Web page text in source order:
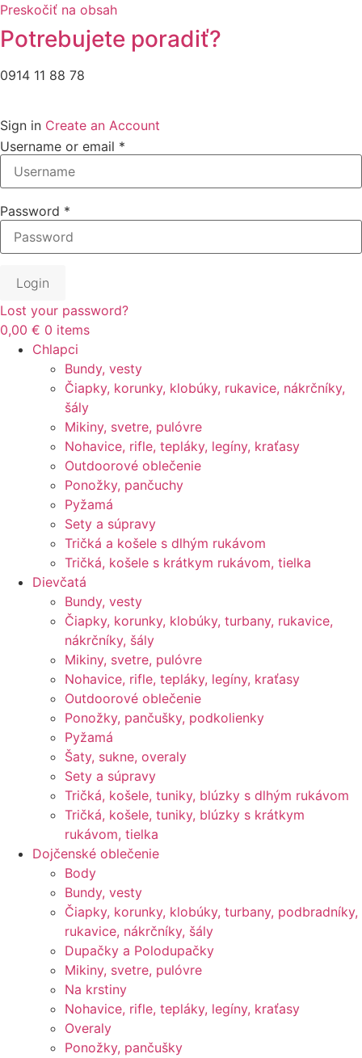
Preskočiť na obsah
Potrebujete poradiť?
0914 11 88 78
Sign in Create an Account
Username or email *
Password *
Login
Lost your password?
0,00 € 0 items
Chlapci
Bundy, vesty
Čiapky, korunky, klobúky, rukavice, nákrčníky,
šály
Mikiny, svetre, pulóvre
Nohavice, rifle, tepláky, legíny, kraťasy
Outdoorové oblečenie
Ponožky, pančuchy
Pyžamá
Sety a súpravy
Tričká a košele s dlhým rukávom
Tričká, košele s krátkym rukávom, tielka
Dievčatá
Bundy, vesty
Čiapky, korunky, klobúky, turbany, rukavice,
nákrčníky, šály
Mikiny, svetre, pulóvre
Nohavice, rifle, tepláky, legíny, kraťasy
Outdoorové oblečenie
Ponožky, pančušky, podkolienky
Pyžamá
Šaty, sukne, overaly
Sety a súpravy
Tričká, košele, tuniky, blúzky s dlhým rukávom
Tričká, košele, tuniky, blúzky s krátkym
rukávom, tielka
Dojčenské oblečenie
Body
Bundy, vesty
Čiapky, korunky, klobúky, turbany, podbradníky,
rukavice, nákrčníky, šály
Dupačky a Polodupačky
Mikiny, svetre, pulóvre
Na krstiny
Nohavice, rifle, tepláky, legíny, kraťasy
Overaly
Ponožky, pančušky